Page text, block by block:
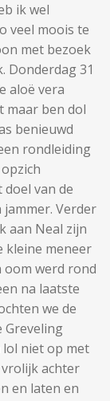
ik wel
veel moois te
met bezoek
Donderdag 31
aloë vera
maar ben dol
benieuwd
rondleiding
van de
Verder
aan Neal zijn
kleine meneer
werd rond
na laatste
we de
Greveling
niet op met
achter
en laten en